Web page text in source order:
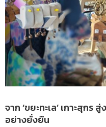
จาก ‘ขยะทะเล’ เกาะสุกร
อย่างยั่งยืน